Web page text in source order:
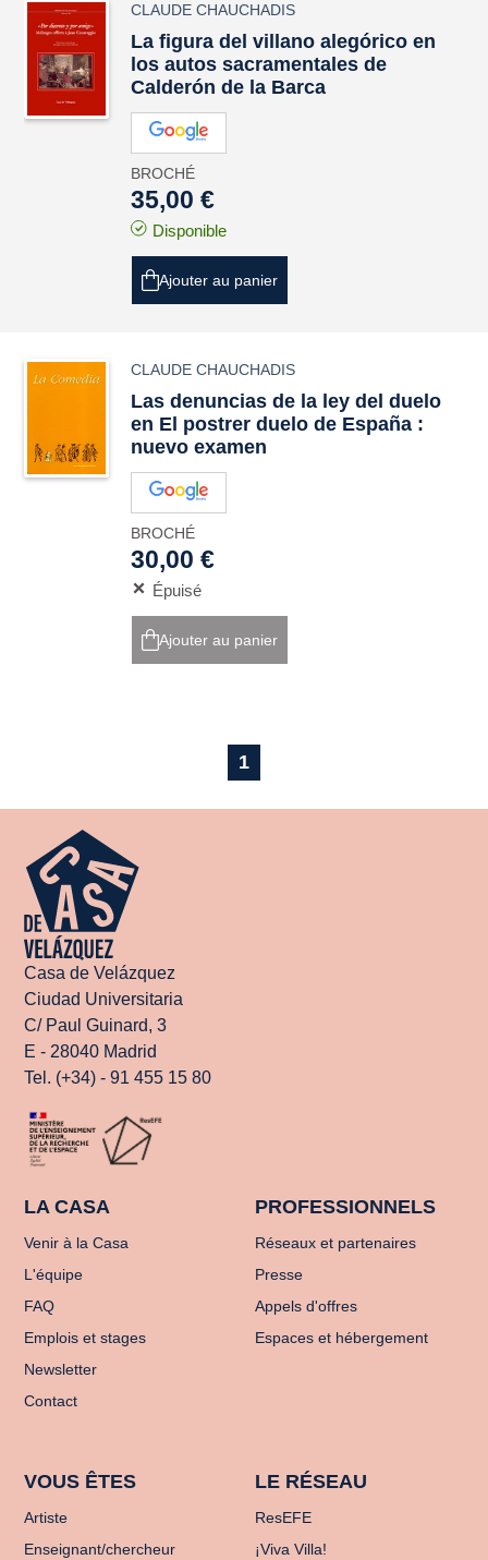
CLAUDE CHAUCHADIS
La figura del villano alegórico en
los autos sacramentales de
Calderón de la Barca
BROCHÉ
35,00 €
Disponible
Ajouter au panier
CLAUDE CHAUCHADIS
Las denuncias de la ley del duelo
en El postrer duelo de España :
nuevo examen
BROCHÉ
30,00 €
Épuisé
Ajouter au panier
1
Casa de Velázquez
Ciudad Universitaria
C/ Paul Guinard, 3
E - 28040 Madrid
Tel. (+34) - 91 455 15 80
LA CASA
Venir à la Casa
L'équipe
FAQ
Emplois et stages
Newsletter
Contact
PROFESSIONNELS
Réseaux et partenaires
Presse
Appels d'offres
Espaces et hébergement
VOUS ÊTES
Artiste
Enseignant/chercheur
LE RÉSEAU
ResEFE
¡Viva Villa!